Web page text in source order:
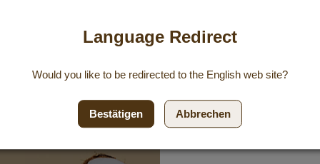
Anmeldung
Abonniere unseren
aktuelle Angebote zu
Abonnieren
Language Redirect
Would you like to be redirected to the English web site?
Bestätigen Abbrechen